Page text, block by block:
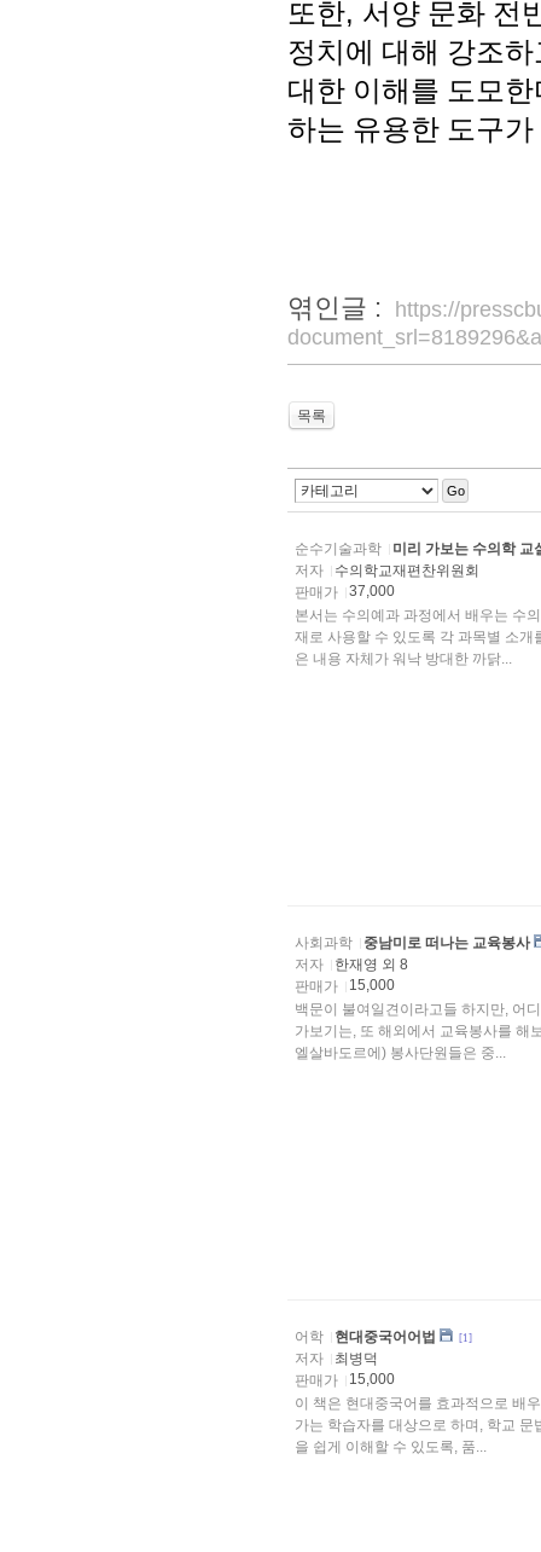
또한, 서양 문화 전
정치에 대해 강조
대한 이해를 도모한
하는 유용한 도구
엮인글 :
https://
목록
Go
순수기술과학
미리 가보는 수의학 교
저자
수의학교재편찬위원회
판매가
37,000
본서는 수의예과 과정에서 배우는 수
재로 사용할 수 있도록 각 과목별 소
은 내용 자체가 워낙 방대한 까닭...
사회과학
중남미로 떠나는 교육봉사
저자
한재영 외 8
판매가
15,000
백문이 불여일견이라고들 하지만, 어
가보기는, 또 해외에서 교육봉사를 해
엘살바도르에) 봉사단원들은 중...
어학 현대중국어어법 [1]
저자
최병덕
판매가
15,000
이 책은 현대중국어를 효과적으로 배
가는 학습자를 대상으로 하며, 학교
을 쉽게 이해할 수 있도록, 품...